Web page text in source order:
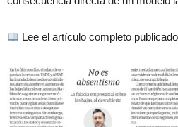
Lee el artículo completo